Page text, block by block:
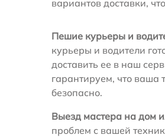
вариантов доставки,
Пешие курьеры и
курьеры и водители
доставить ее в наш
гарантируем, что ваша
безопасно.
Выезд мастера на дом
проблем с вашей